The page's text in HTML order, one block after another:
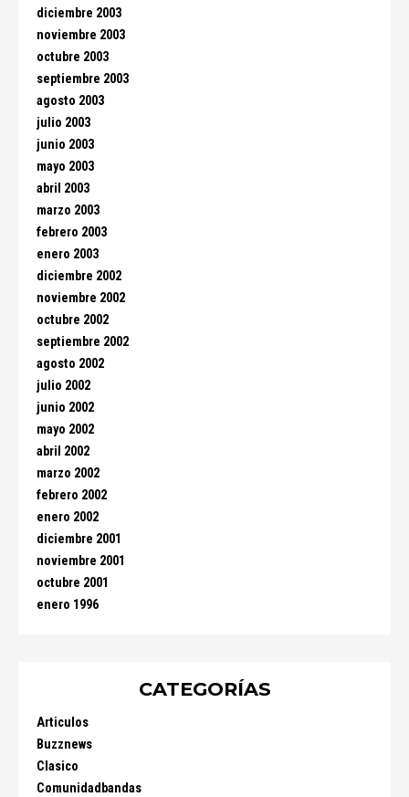
diciembre 2003
noviembre 2003
octubre 2003
septiembre 2003
agosto 2003
julio 2003
junio 2003
mayo 2003
abril 2003
marzo 2003
febrero 2003
enero 2003
diciembre 2002
noviembre 2002
octubre 2002
septiembre 2002
agosto 2002
julio 2002
junio 2002
mayo 2002
abril 2002
marzo 2002
febrero 2002
enero 2002
diciembre 2001
noviembre 2001
octubre 2001
enero 1996
CATEGORÍAS
Articulos
Buzznews
Clasico
Comunidadbandas